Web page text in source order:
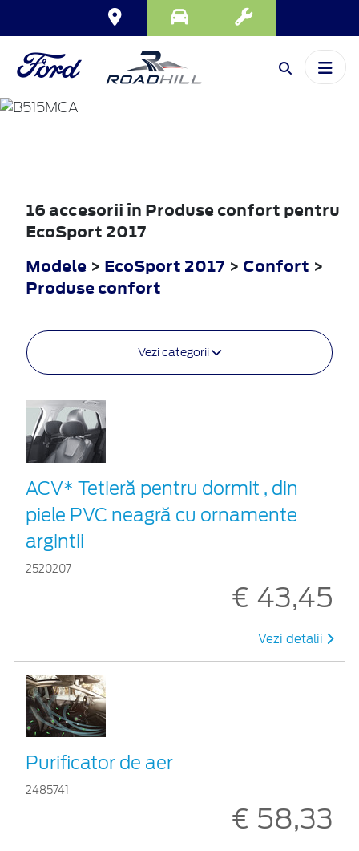
ECOSPORT
16 accesorii în Produse confort pentru
EcoSport 2017
Modele > EcoSport 2017 > Confort >
Produse confort
Vezi categorii
ACV* Tetieră pentru dormit , din
piele PVC neagră cu ornamente
argintii
2520207
€ 43,45
Vezi detalii
Purificator de aer
2485741
€ 58,33